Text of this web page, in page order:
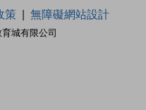
城有限公司
策 無障礙網站設計